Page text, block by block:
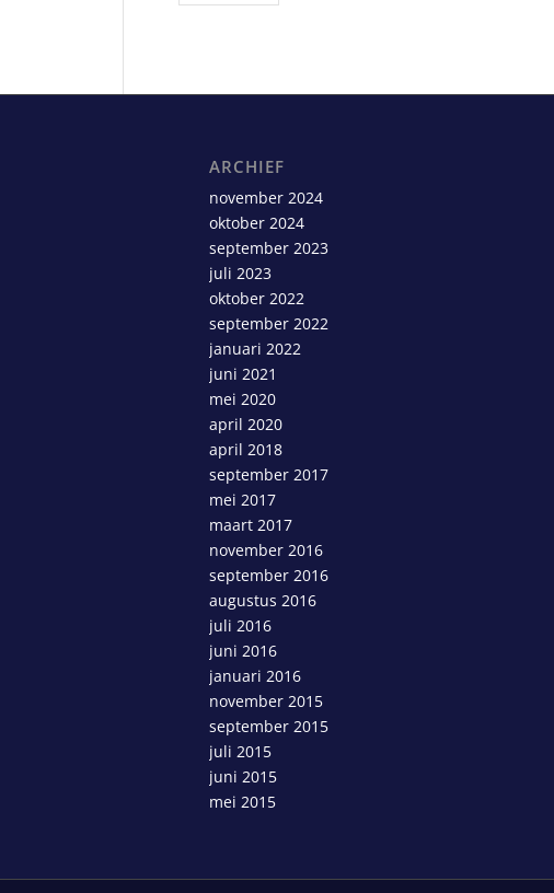
ARCHIEF
november 2024
oktober 2024
september 2023
juli 2023
oktober 2022
september 2022
januari 2022
juni 2021
mei 2020
april 2020
april 2018
september 2017
mei 2017
maart 2017
november 2016
september 2016
augustus 2016
juli 2016
juni 2016
januari 2016
november 2015
september 2015
juli 2015
juni 2015
mei 2015